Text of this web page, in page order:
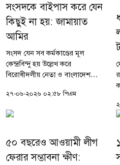
সংসদকে বাইপাস করে যেন
কিছুই না হয়: জামায়াত
আমির
সংসদ যেন সব কর্মকাণ্ডের মূল
কেন্দ্রবিন্দু হয় উল্লেখ করে
বিরোধীদলীয় নেতা ও বাংলাদেশ
রহমান বলেছেন, সংসদকে বাইপাস
করে যেন কিছুই না হয়। সরকারি দল
সব কৃতিত্ব...
২৭-০৬-২০২৬ ০২:৫৮ পিএম
৫০ বছরেও আওয়ামী লীগ
ফেরার সম্ভাবনা ক্ষীণ: